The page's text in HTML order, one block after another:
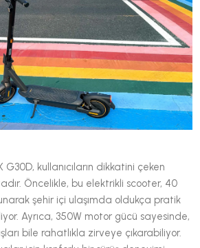
kullanıcıların dikkatini çeken
Öncelikle, bu elektrikli scooter, 40
şehir içi ulaşımda oldukça pratik
Ayrıca, 350W motor gücü sayesinde,
bile rahatlıkla zirveye çıkarabiliyor.